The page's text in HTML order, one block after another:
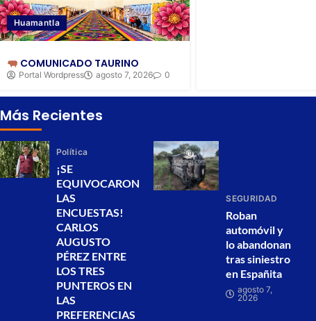
Huamantla
COMUNICADO TAURINO
Portal Wordpress agosto 7, 2026 0
Más Recientes
Política
¡SE
EQUIVOCARON
LAS
ENCUESTAS!
CARLOS
AUGUSTO
PÉREZ ENTRE
LOS TRES
PUNTEROS EN
LAS
PREFERENCIAS
SEGURIDAD
Roban
automóvil y
lo abandonan
tras siniestro
en Españita
agosto 7,
2026